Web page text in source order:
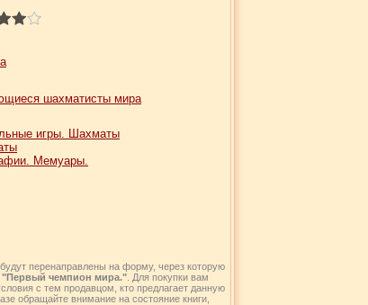
шахматисты мира
игры. Шахматы
Мемуары.
перенаправлены на форму, через которую
"Первый чемпион мира." . Для покупки вам
с тем продавцом, кто предлагает данную
обращайте внимание на состояние книги,